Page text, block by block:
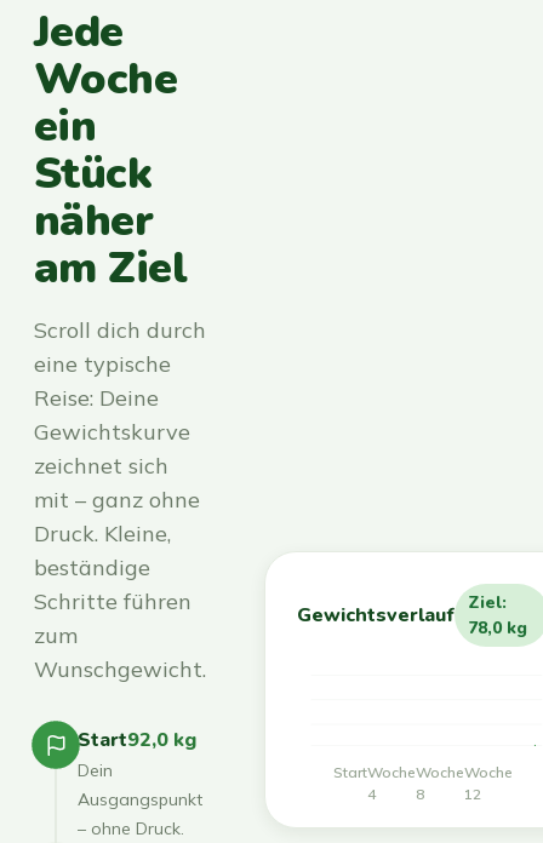
Jede
Woche
ein
Stück
näher
am Ziel
Scroll dich durch
eine typische
Reise: Deine
Gewichtskurve
zeichnet sich
mit – ganz ohne
Druck. Kleine,
beständige
Schritte führen
zum
Wunschgewicht.
Start92,0 kg
Dein
Ausgangspunkt
– ohne Druck.
Gewichtsverlauf
Ziel:
78,0 kg
StartWoche
4
Woche
8
Woche
12